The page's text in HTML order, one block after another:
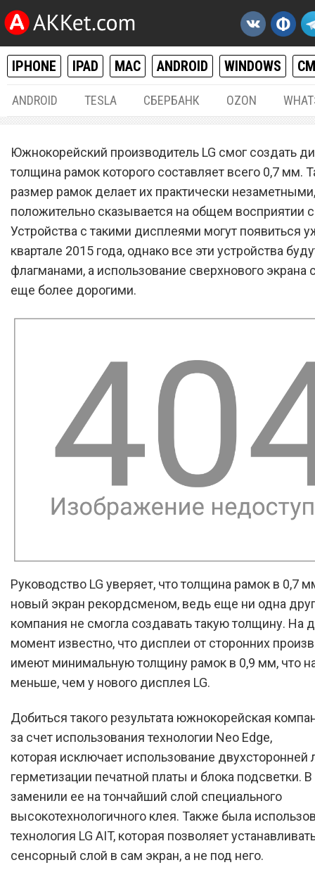
IPHONE IPAD MAC ANDROID WINDOWS
ANDROID TESLA СБЕРБАНК OZON
LG представила 5,3-
дисплей с самыми
рамками в мире
Южнокорейский производитель LG смог создать
толщина рамок которого составляет всего 0,7 мм.
размер рамок делает их практически
положительно сказывается на общем восприятии
Устройства с такими дисплеями могут появиться
квартале 2015 года, однако все эти устройства
флагманами, а использование сверхнового экрана
еще более дорогими.
Руководство LG уверяет, что толщина рамок в 0,7
новый экран рекордсменом, ведь еще ни одна
компания не смогла создавать такую толщину. На
момент известно, что дисплеи от сторонних
имеют минимальную толщину рамок в 0,9 мм, что
меньше, чем у нового дисплея LG.
Добиться такого результата южнокорейская
за счет использования технологии Neo Edge,
которая исключает использование двухсторонней
герметизации печатной платы и блока подсветки. В
заменили ее на тончайший слой специального
высокотехнологичного клея. Также была
технология LG AIT, которая позволяет
сенсорный слой в сам экран, а не под него.